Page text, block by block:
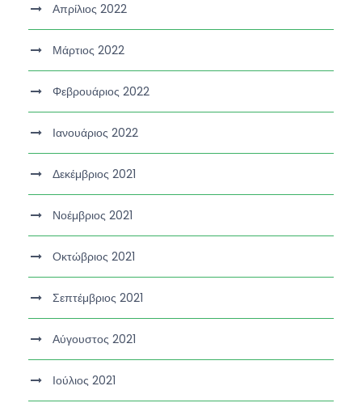
Απρίλιος 2022
Μάρτιος 2022
Φεβρουάριος 2022
Ιανουάριος 2022
Δεκέμβριος 2021
Νοέμβριος 2021
Οκτώβριος 2021
Σεπτέμβριος 2021
Αύγουστος 2021
Ιούλιος 2021